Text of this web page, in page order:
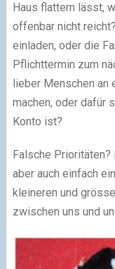
Haus flattern lässt,
offenbar nicht
einladen, oder die
Pflichttermin zum
lieber Menschen an
machen, oder dafür
Konto ist?
Falsche
aber auch einfach
kleineren und
zwischen uns und